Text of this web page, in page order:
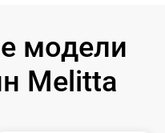
модели
Melitta